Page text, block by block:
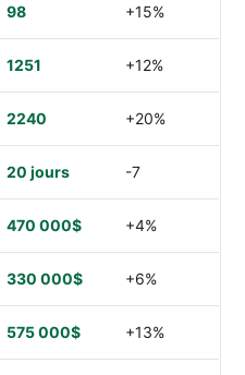
98 +15%
1251 +12%
2240 +20%
20 jours -7
470 000$ +4%
330 000$ +6%
575 000$ +13%